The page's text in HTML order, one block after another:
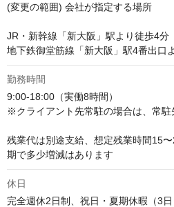
(変更の範囲) 会社が指定する場所
JR・新幹線「新大阪」駅より徒歩4分
地下鉄御堂筋線「新大阪」駅4番出口
勤務時間
9:00-18:00（実働8時間）
※クライアント先常駐の場合は、常駐
残業代は別途支給、想定残業時間15
期で多少増減はあります
休日
完全週休2日制、祝日・夏期休暇（3